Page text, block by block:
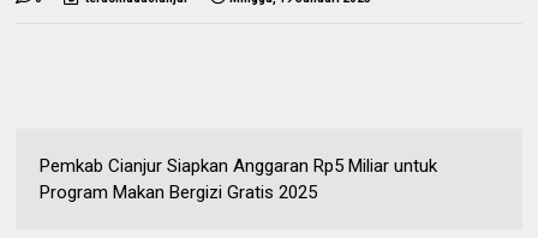
Pemkab Cianjur Siapkan Anggaran Rp5 Miliar untuk
Program Makan Bergizi Gratis 2025